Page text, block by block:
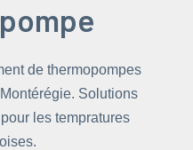
de thermopompes
Solutions
les tempratures